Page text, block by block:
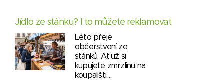
Jídlo ze stánku? I to můžete reklamovat
Léto přeje
občerstvení ze
stánků. Ať už si
kupujete zmrzlinu na
koupališti,…